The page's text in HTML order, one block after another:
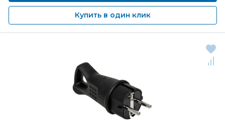
Купить в один клик